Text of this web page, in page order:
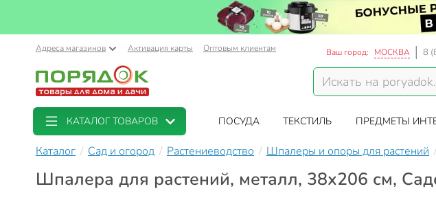
Адреса магазинов Активация карты Оптовым клиентам Ваш город: МОСКВА 8
КАТАЛОГ ТОВАРОВ ПОСУДА ТЕКСТИЛЬ ПРЕДМЕТЫ
Каталог Сад и огород Растениеводство Шпалеры и опоры для растений
Шпалера для растений, металл, 38х206 см,